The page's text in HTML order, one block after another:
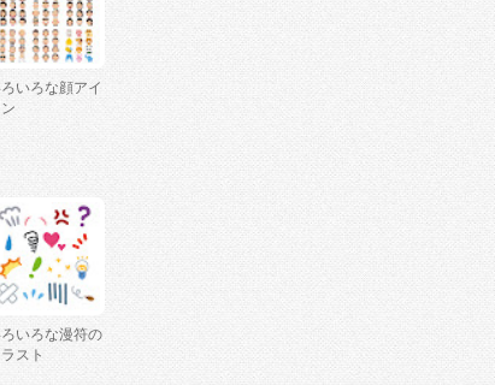
いろな顔アイ
いろな漫符の
スト